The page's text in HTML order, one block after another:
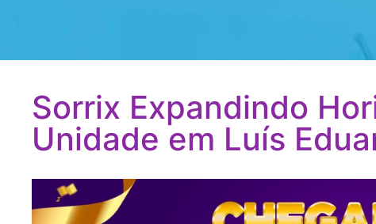
Sorrix Expandindo
Unidade em Luís